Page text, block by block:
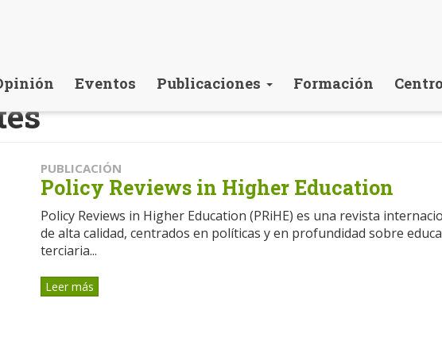
Eventos Publicaciones Formación
PUBLICACIÓN
Policy Reviews in Higher Education
Policy Reviews in Higher Education (PRiHE) es una revista
de alta calidad, centrados en políticas y en profundidad sobre
terciaria...
Leer más